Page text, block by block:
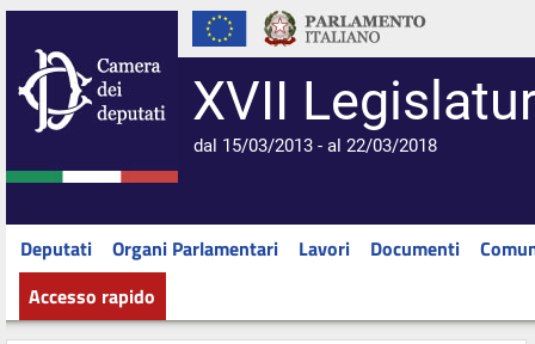
XVII
dal 15/03/2013 - al 22/03/2018
Deputati Organi Parlamentari Lavori Documenti
Accesso rapido